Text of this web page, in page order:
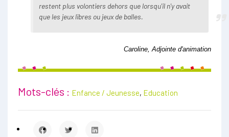
restent plus volontiers dehors que lorsqu'il n'y avait
que les jeux libres ou jeux de balles.
Caroline, Adjointe d'animation
Mots-clés : Enfance / Jeunesse, Education